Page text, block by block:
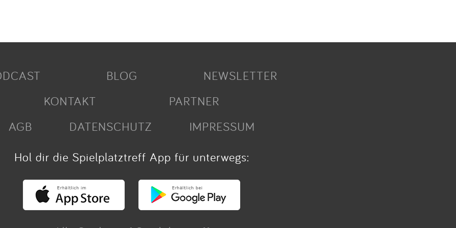
BLOG
NEWSLETTER
KONTAKT
PARTNER
AGB
DATENSCHUTZ
IMPRESSUM
Hol dir die Spielplatztreff App für unterwegs: